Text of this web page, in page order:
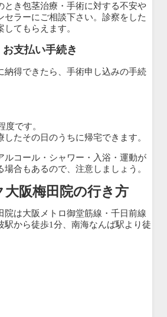
とき包茎治療・手術に対する不安や
セラーにご相談下さい。診察をした
してもらえます。
支払い手続き
納得できたら、手術申し込みの手続
度です。
したその日のうちに帰宅できます。
ルコール・シャワー・入浴・運動が
合もあるので、注意しましょう。
阪梅田院の行き方
院は大阪メトロ御堂筋線・千日前線
駅から徒歩1分、南海なんば駅より徒